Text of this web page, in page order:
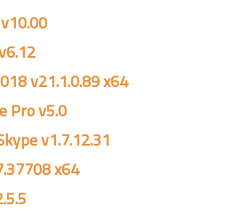
v21.1.0.89 x64
Pro v5.0
v1.7.12.31
x64